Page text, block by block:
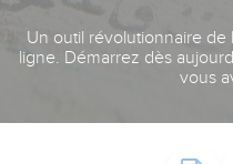
Un outil révolutionnaire
ligne. Démarrez dès
vous